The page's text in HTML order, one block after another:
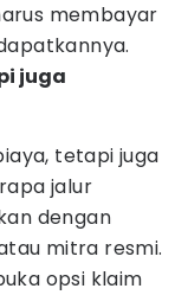
membayar
juga
tetapi juga
jalur
dengan
mitra resmi.
opsi klaim